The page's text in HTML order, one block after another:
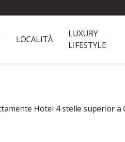
LOCALITÀ
LUXURY
LIFESTYLE
Hotel 4 stelle superior a